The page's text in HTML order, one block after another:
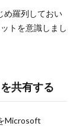
め羅列しておい
トを意識しまし
共有する
Microsoft